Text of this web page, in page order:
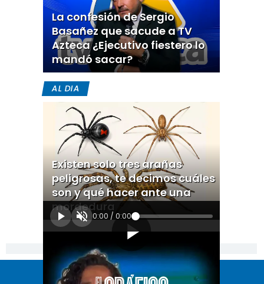
La confesión de Sergio
Basañez que sacude a TV
Azteca ¿Ejecutivo fiestero lo
mandó sacar?
AL DIA
Existen solo tres arañas
peligrosas, te decimos cuáles
son y qué hacer ante una
mordedura
0:00 / 0:00
[Publicidad]